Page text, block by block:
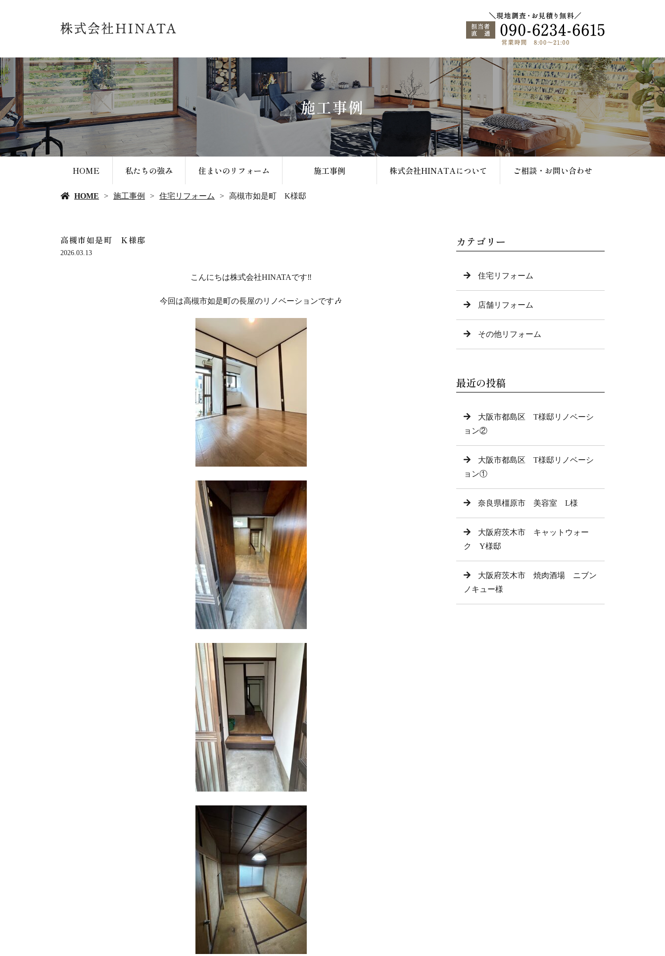
施工事例
HOME 私たちの強み 住まいのリフォーム 施工事例 株式会社HINATAについて ご相談・お問い合わせ
HOME 施工事例 住宅リフォーム 高槻市如是町 K様邸
高槻市如是町 K様邸
2026.03.13
こんにちは株式会社HINATAです‼️
今回は高槻市如是町の長屋のリノベーションです🎶
カテゴリー
住宅リフォーム
店舗リフォーム
その他リフォーム
最近の投稿
大阪市都島区 T様邸リノベーシ
ョン②
大阪市都島区 T様邸リノベーシ
ョン①
奈良県橿原市 美容室 L様
大阪府茨木市 キャットウォー
ク Y様邸
大阪府茨木市 焼肉酒場 ニブン
ノキュー様